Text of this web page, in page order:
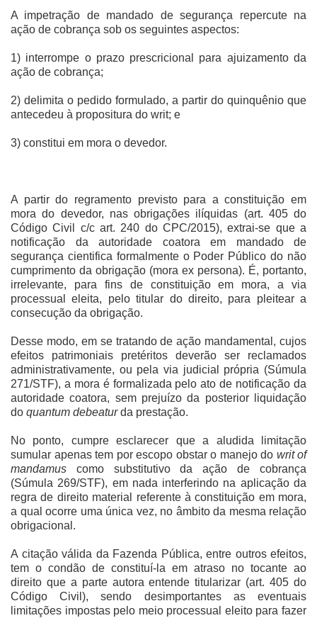
A impetração de mandado de segurança repercute na
ação de cobrança sob os seguintes aspectos:
1) interrompe o prazo prescricional para ajuizamento da
ação de cobrança;
2) delimita o pedido formulado, a partir do quinquênio que
antecedeu à propositura do writ; e
3) constitui em mora o devedor.
A partir do regramento previsto para a constituição em
mora do devedor, nas obrigações ilíquidas (art. 405 do
Código Civil c/c art. 240 do CPC/2015), extrai-se que a
notificação da autoridade coatora em mandado de
segurança cientifica formalmente o Poder Público do não
cumprimento da obrigação (mora ex persona). É, portanto,
irrelevante, para fins de constituição em mora, a via
processual eleita, pelo titular do direito, para pleitear a
consecução da obrigação.
Desse modo, em se tratando de ação mandamental, cujos
efeitos patrimoniais pretéritos deverão ser reclamados
administrativamente, ou pela via judicial própria (Súmula
271/STF), a mora é formalizada pelo ato de notificação da
autoridade coatora, sem prejuízo da posterior liquidação
do quantum debeaturda prestação.
No ponto, cumpre esclarecer que a aludida limitação
sumular apenas tem por escopo obstar o manejo do writ of
mandamus como substitutivo da ação de cobrança
(Súmula 269/STF), em nada interferindo na aplicação da
regra de direito material referente à constituição em mora,
a qual ocorre uma única vez, no âmbito da mesma relação
obrigacional.
A citação válida da Fazenda Pública, entre outros efeitos,
tem o condão de constituí-la em atraso no tocante ao
direito que a parte autora entende titularizar (art. 405 do
Código Civil), sendo desimportantes as eventuais
limitações impostas pelo meio processual eleito para fazer